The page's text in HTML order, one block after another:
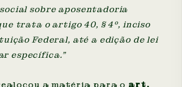
sobre aposentadoria
trata o artigo 40, § 4º, inciso
Federal, até a edição de lei
específica."
realocou a matéria para o art.